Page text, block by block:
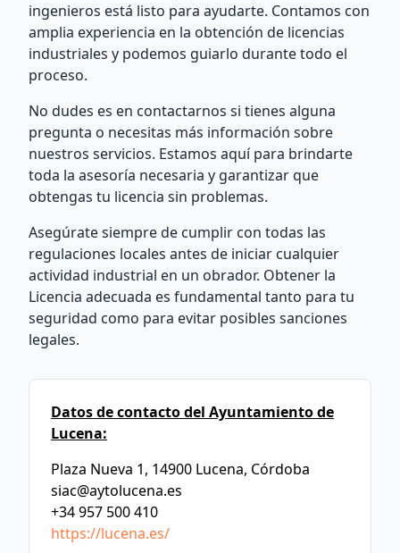
ingenieros está listo para ayudarte. Contamos con
amplia experiencia en la obtención de licencias
industriales y podemos guiarlo durante todo el
proceso.
No dudes es en contactarnos si tienes alguna
pregunta o necesitas más información sobre
nuestros servicios. Estamos aquí para brindarte
toda la asesoría necesaria y garantizar que
obtengas tu licencia sin problemas.
Asegúrate siempre de cumplir con todas las
regulaciones locales antes de iniciar cualquier
actividad industrial en un obrador. Obtener la
Licencia adecuada es fundamental tanto para tu
seguridad como para evitar posibles sanciones
legales.
Datos de contacto del Ayuntamiento de
Lucena:
Plaza Nueva 1, 14900 Lucena, Córdoba
siac@aytolucena.es
+34 957 500 410
https://lucena.es/